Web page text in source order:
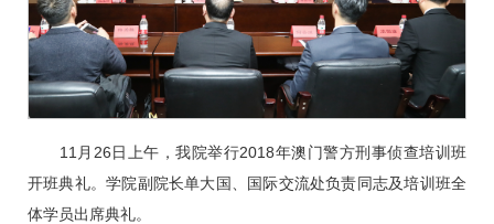
11月26日上午，我院举行2018年澳门警方刑事侦查培训班
开班典礼。学院副院长单大国、国际交流处负责同志及培训班全
体学员出席典礼。